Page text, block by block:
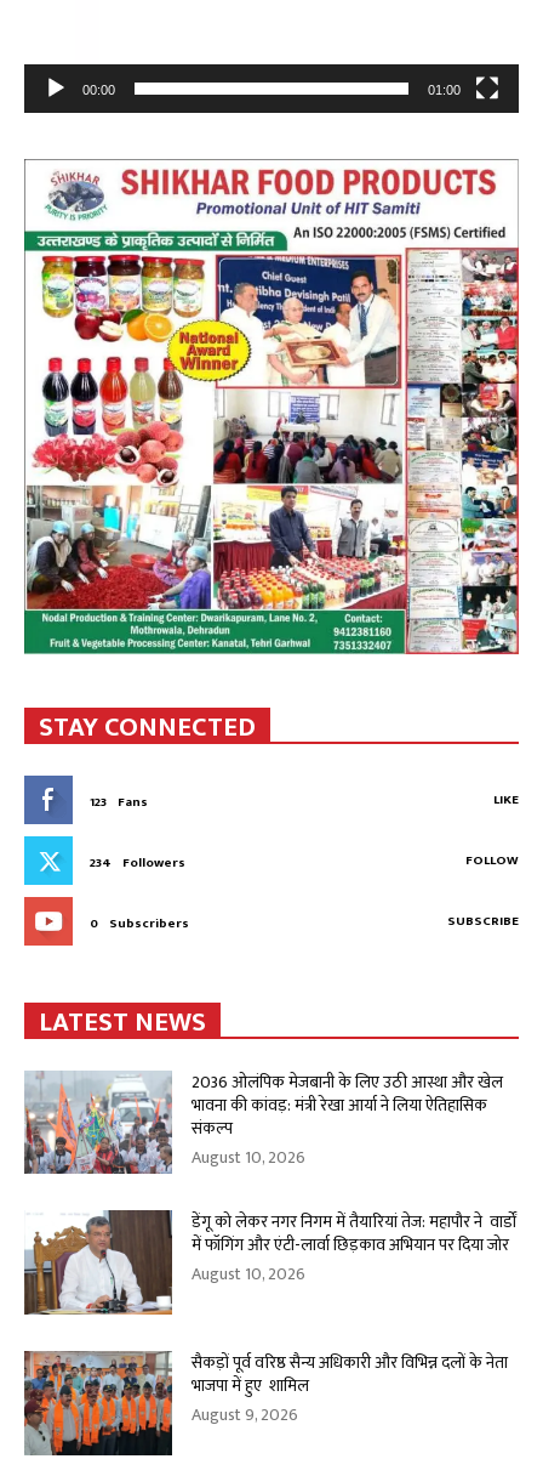
00:00 01:00
STAY CONNECTED
123 Fans LIKE
234 Followers FOLLOW
0 Subscribers SUBSCRIBE
LATEST NEWS
2036 ओलंपिक मेजबानी के लिए उठी आस्था और खेल
भावना की कांवड़: मंत्री रेखा आर्या ने लिया ऐतिहासिक
संकल्प
August 10, 2026
डेंगू को लेकर नगर निगम में तैयारियां तेज: महापौर ने वार्डों
में फॉगिंग और एंटी-लार्वा छिड़काव अभियान पर दिया जोर
August 10, 2026
सैकड़ों पूर्व वरिष्ठ सैन्य अधिकारी और विभिन्न दलों के नेता
भाजपा में हुए शामिल
August 9, 2026